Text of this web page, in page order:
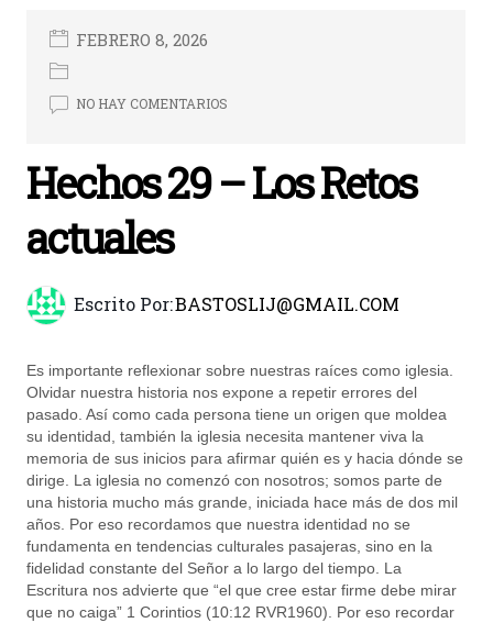
FEBRERO 8, 2026
NO HAY COMENTARIOS
Hechos 29 – Los Retos
actuales
Escrito Por:BASTOSLIJ@GMAIL.COM
Es importante reflexionar sobre nuestras raíces como iglesia.
Olvidar nuestra historia nos expone a repetir errores del
pasado. Así como cada persona tiene un origen que moldea
su identidad, también la iglesia necesita mantener viva la
memoria de sus inicios para afirmar quién es y hacia dónde se
dirige. La iglesia no comenzó con nosotros; somos parte de
una historia mucho más grande, iniciada hace más de dos mil
años. Por eso recordamos que nuestra identidad no se
fundamenta en tendencias culturales pasajeras, sino en la
fidelidad constante del Señor a lo largo del tiempo. La
Escritura nos advierte que “el que cree estar firme debe mirar
que no caiga” 1 Corintios (10:12 RVR1960). Por eso recordar